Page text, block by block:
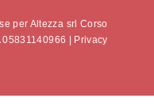
per Altezza srl Corso
05831140966 | Privacy